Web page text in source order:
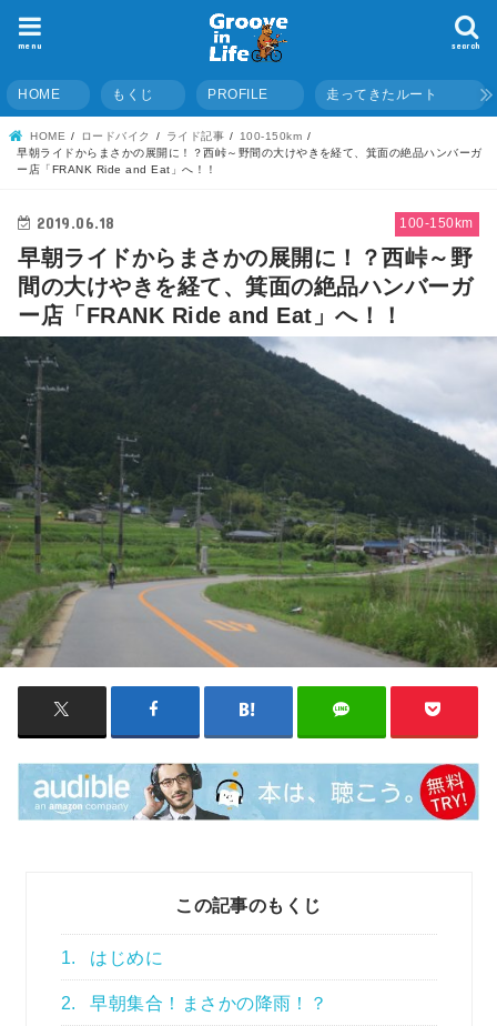
search
menu
HOME もくじ PROFILE 走ってきたルート
HOME ロードバイク ライド記事
100-150km
早朝ライドからまさかの展開に！？西峠～野間の大けやきを経て、箕面の絶品ハンバーガ
ー店「FRANK Ride and Eat」へ！！
100-150km
2019.06.18
早朝ライドからまさかの展開に！？西峠～野
間の大けやきを経て、箕面の絶品ハンバーガ
ー店「FRANK Ride and Eat」へ！！
この記事のもくじ
1. はじめに
2. 早朝集合！まさかの降雨！？